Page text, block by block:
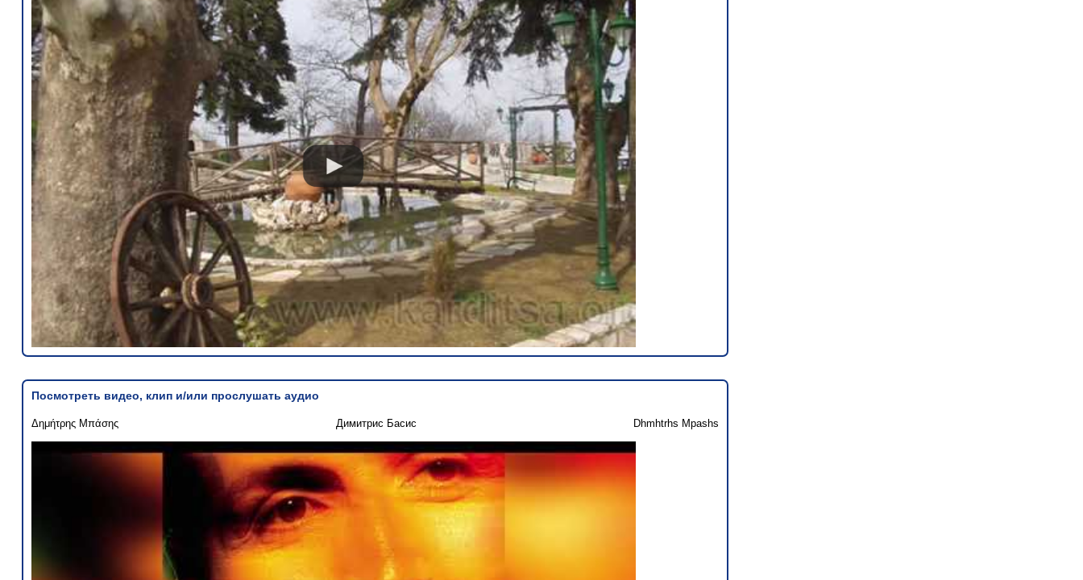
Посмотреть видео, клип и/или прослушать аудио
Δημήτρης Μπάσης Димитрис Басис Dhmhtrhs Mpashs